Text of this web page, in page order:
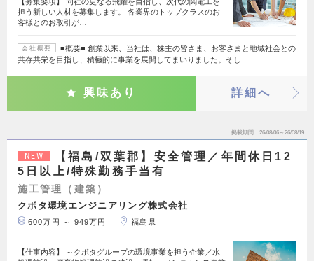
担う新しい人材を募集します。 各業界のトップクラスのお
客様とのお取引が…
会社概要
■概要■ 創業以来、当社は、株主の皆さま、お客さまと地域社会との
共存共栄を目指し、積極的に事業を展開してまいりました。そし…
興味あり 詳細へ
掲載期間 26/08/06～26/08/19
NEW
【福島/双葉郡】安全管理／年間休日12
5日以上/特殊勤務手当有
施工管理（建築）
クボタ環境エンジニアリング株式会社
600万円 ～ 949万円 福島県
【仕事内容】 ～クボタグループの環境事業を担う企業／水